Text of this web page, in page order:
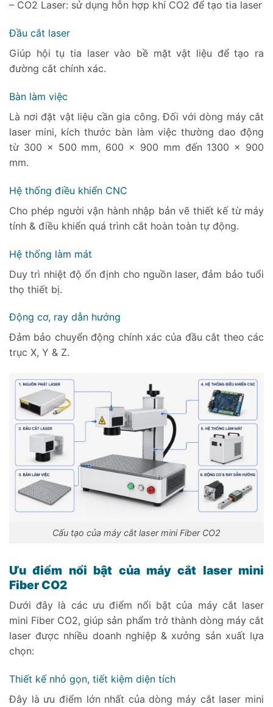
– CO2 Laser: sử dụng hỗn hợp khí CO2 để tạo tia laser
Đầu cắt laser
Giúp hội tụ tia laser vào bề mặt vật liệu để tạo ra
đường cắt chính xác.
Bàn làm việc
Là nơi đặt vật liệu cần gia công. Đối với dòng máy cắt
laser mini, kích thước bàn làm việc thường dao động
từ 300 x 500 mm, 600 x 900 mm đến 1300 x 900
mm.
Hệ thống điều khiển CNC
Cho phép người vận hành nhập bản vẽ thiết kế từ máy
tính & điều khiển quá trình cắt hoàn toàn tự động.
Hệ thống làm mát
Duy trì nhiệt độ ổn định cho nguồn laser, đảm bảo tuổi
thọ thiết bị.
Động cơ, ray dẫn hướng
Đảm bảo chuyển động chính xác của đầu cắt theo các
trục X, Y & Z.
Cấu tạo của máy cắt laser mini Fiber CO2
Ưu điểm nổi bật của máy cắt laser mini
Fiber CO2
Dưới đây là các ưu điểm nổi bật của máy cắt laser
mini Fiber CO2, giúp sản phẩm trở thành dòng máy cắt
laser được nhiều doanh nghiệp & xưởng sản xuất lựa
chọn:
Thiết kế nhỏ gọn, tiết kiệm diện tích
Đây là ưu điểm lớn nhất của dòng máy cắt laser mini